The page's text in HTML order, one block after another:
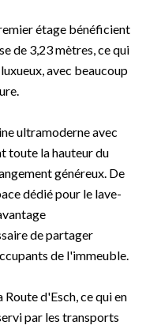
étage bénéficient
de 3,23 mètres, ce qui
avec beaucoup
ultramoderne avec
toute la hauteur du
généreux. De
dédié pour le lave-
de partager
de l'immeuble.
d'Esch, ce qui en
par les transports